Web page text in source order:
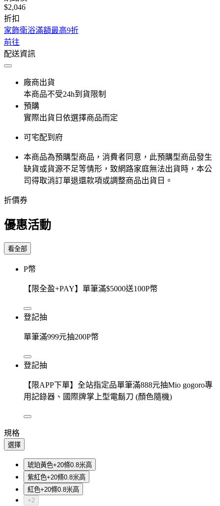
$2,046
折扣
家飾衛浴滿額最高9折
前往
配送資訊
廠商出貨
本商品不受24h到貨限制
預購
實際出貨日依選擇商品而定
可宅配到府
本商品為預購型商品，消費者同意，此預購型商品發生
缺貨或貨源不足等情形，​致網路家庭無法出貨時，本公
司得取消訂單退還款項或調整商品出貨日。
折價券
優惠活動
看全部
P幣
【限全盈+PAY】單筆滿$5000送100P幣
登記抽
單筆滿999元抽200P幣
登記抽
【限APP下單】全站指定品單筆滿888元抽Mio gogoro專
用記錄器、國際牌掌上型電鬍刀 (顏色隨機)
規格
選擇
琥珀黃色+20條0.8米高
紫紅色+20條0.8米高
紅色+20條0.8米高
+2